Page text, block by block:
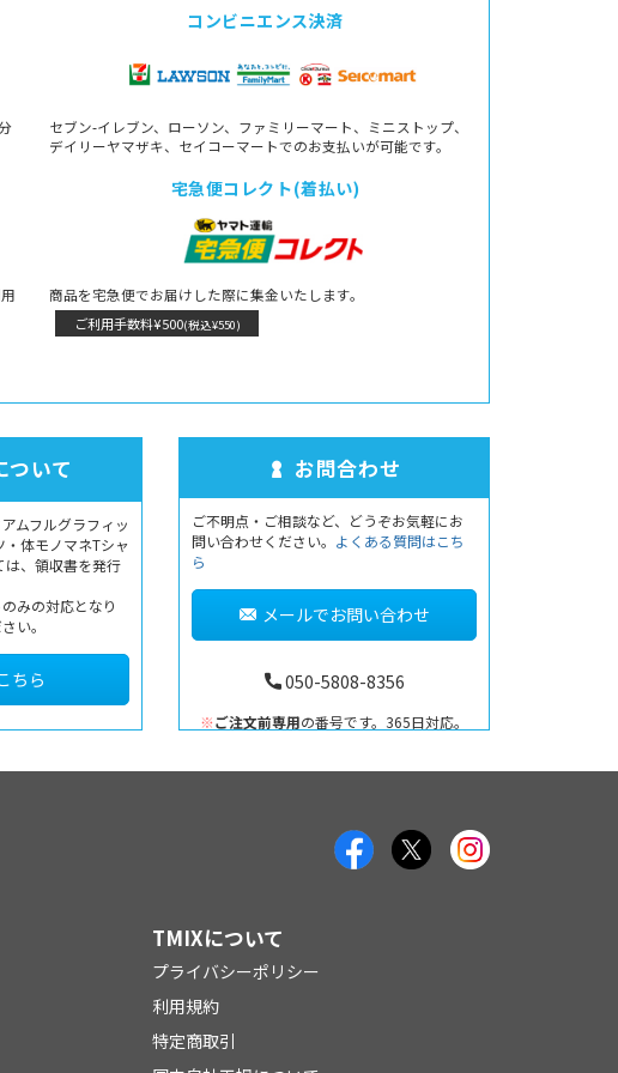
コンビニエンス決済
セブン-イレブン、ローソン、ファミリーマート、ミニストップ、
デイリーヤマザキ、セイコーマートでのお支払いが可能です。
宅急便コレクト(着払い)
商品を宅急便でお届けした際に集金いたします。
ご利用手数料¥500(税込¥550)
ついて
ムフルグラフィッ
体モノマネTシャ
は、領収書を発行
みの対応となり
い。
ちら
お問合わせ
ご不明点・ご相談など、どうぞお気軽にお
問い合わせください。 よくある質問はこち
ら
メールでお問い合わせ
050-5808-8356
※ご注文前専用の番号です。365日対応。
TMIXについて
プライバシーポリシー
利用規約
特定商取引